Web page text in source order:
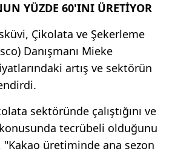
YÜZDE 60'INI ÜRETİYOR
Çikolata ve Şekerleme
Danışmanı Mieke
artış ve sektörün
sektöründe çalıştığını ve
tecrübeli olduğunu
üretiminde ana sezon